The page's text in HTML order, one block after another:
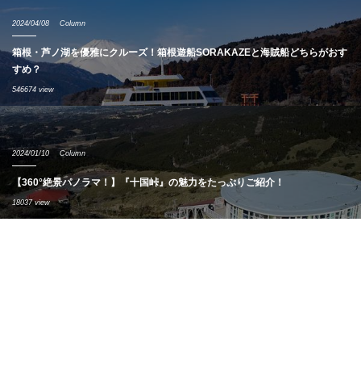
2024/04/08 Column
箱根・芦ノ湖を優雅にクルーズ！箱根遊船SORAKAZEと海賊船どちらがおす
すめ？
546674 view
2024/01/10 Column
【360°絶景パノラマ！】『十国峠』の魅力をたっぷりご紹介！
18037 view